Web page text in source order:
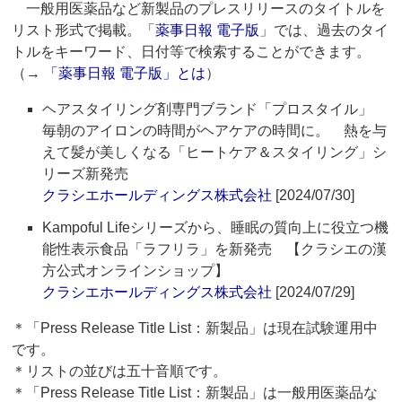
一般用医薬品など新製品のプレスリリースのタイトルを
リスト形式で掲載。「薬事日報 電子版 」では、過去のタイ
トルをキーワード、日付等で検索することができます。
（→
「薬事日報 電子版」とは）
ヘアスタイリング剤専門ブランド「プロスタイル」
毎朝のアイロンの時間がヘアケアの時間に。 熱を与
えて髪が美しくなる「ヒートケア＆スタイリング」シ
リーズ新発売
クラシエホールディングス株式会社 [2024/07/30]
Kampoful Lifeシリーズから、睡眠の質向上に役立つ機
能性表示食品「ラフリラ」を新発売 【クラシエの漢
方公式オンラインショップ】
クラシエホールディングス株式会社 [2024/07/29]
＊「Press Release Title List：新製品」は現在試験運用中
です。
＊リストの並びは五十音順です。
＊「Press Release Title List：新製品」は一般用医薬品な